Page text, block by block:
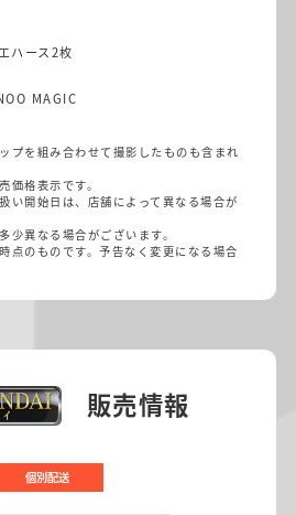
ハース2枚
MAGIC
プを組み合わせて撮影したものも含まれ
価格表示です。
い開始日は、店舗によって異なる場合が
異なる場合がございます。
点のものです。予告なく変更になる場合
販売情報
個別配送